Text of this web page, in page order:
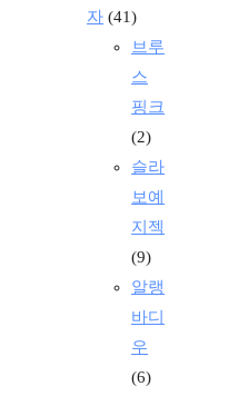
자 (41)
브루
스
핑크
(2)
슬라
보예
지젝
(9)
알랭
바디
우
(6)